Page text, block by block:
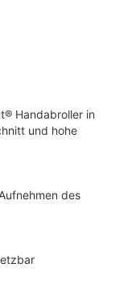
Handabroller in
und hohe
des